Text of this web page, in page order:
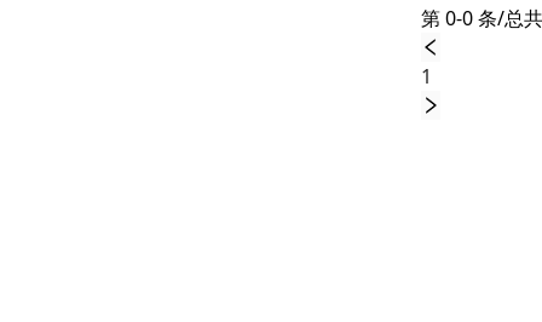
第 0-0 条/总
1